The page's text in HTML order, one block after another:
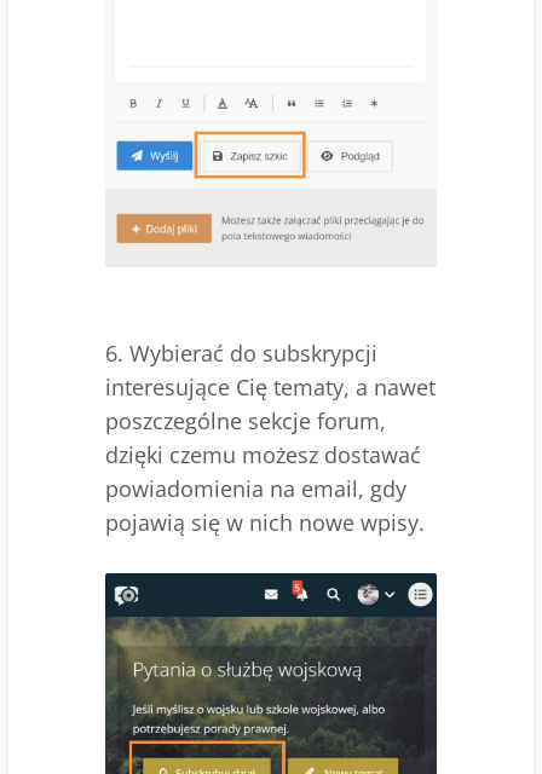
6. Wybierać do subskrypcji
interesujące Cię tematy, a nawet
poszczególne sekcje forum,
dzięki czemu możesz dostawać
powiadomienia na email, gdy
pojawią się w nich nowe wpisy.